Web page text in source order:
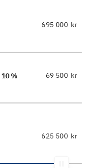
kr
10 % kr
kr